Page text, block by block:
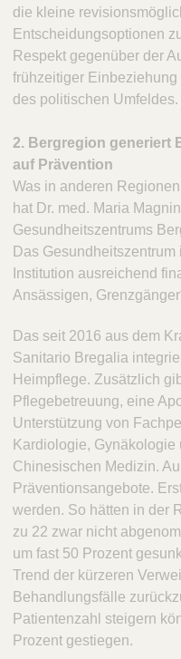
die kleine
Entscheidungsoptionen
Respekt gegenüber der
frühzeitiger
des politischen Umfeldes.
2. Bergregion generiert
auf Prävention
Was in anderen
hat Dr. med. Maria
Gesundheitszentrums
Das
Institution ausreichend
Ansässigen,
Das seit 2016 aus dem
Sanitario Bregalia
Heimpflege. Zusätzlich
Pflegebetreuung, eine
Unterstützung von
Kardiologie, Gynäkologie
Chinesischen Medizin.
Präventionsangebote.
werden. So hätten in der
zu 22 zwar nicht
um fast 50 Prozent
Trend der kürzeren
Behandlungsfälle
Patientenzahl steigern
Prozent gestiegen.